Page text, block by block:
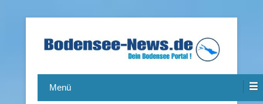
Bodensee-News.de
Menü